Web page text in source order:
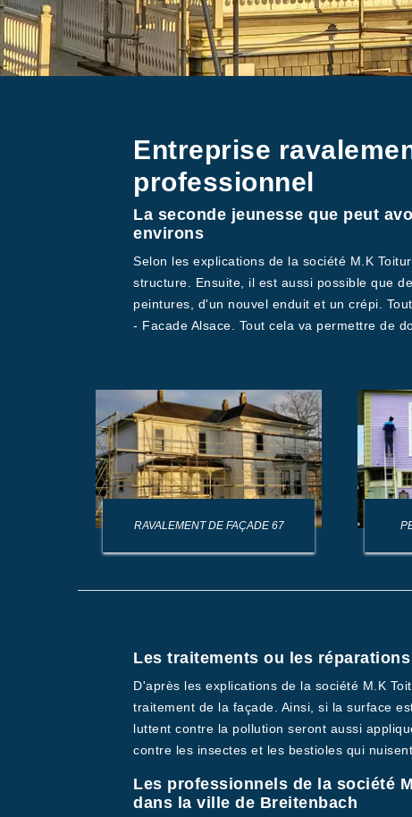
Entreprise
professionnel
La seconde jeunesse que peut
environs
Selon les explications de la société M.K
structure. Ensuite, il est aussi possible que
peintures, d'un nouvel enduit et un crépi.
- Facade Alsace. Tout cela va permettre de
RAVALEMENT DE FAÇADE 67
Les traitements ou les
D'après les explications de la société M.K
traitement de la façade. Ainsi, si la surface
luttent contre la pollution seront aussi
contre les insectes et les bestioles qui
Les professionnels de la société
dans la ville de Breitenbach